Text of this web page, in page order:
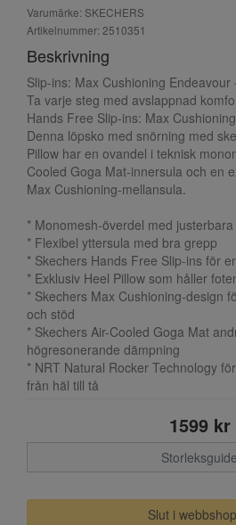
Varumärke: SKECHERS
Artikelnummer: 2510351
Beskrivning
Slip-ins: Max Cushioning Endeavour
Ta varje steg med avslappnad
Hands Free Slip-ins: Max
Denna löpsko med snörning med
Pillow har en ovandel i teknisk
Cooled Goga Mat-innersula och en
Max Cushioning-mellansula.
* Monomesh-överdel med
* Flexibel yttersula med bra grepp
* Skechers Hands Free Slip-ins för
* Exklusiv Heel Pillow som håller
* Skechers Max Cushioning-design
och stöd
* Skechers Air-Cooled Goga Mat
högresonerande dämpning
* NRT Natural Rocker Technology
från häl till tå
1599 kr
Storleksguide
Slut i